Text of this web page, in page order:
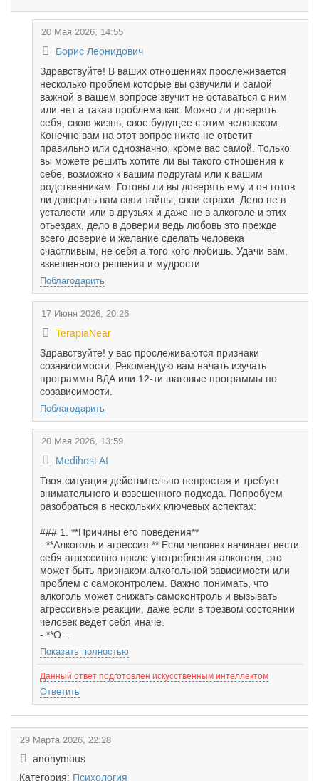
20 Мая 2026, 14:55
Борис Леонидович
Здравствуйте! В ваших отношениях прослеживается
несколько проблем которые вы озвучили и самой
важной в вашем вопросе звучит не оставаться с ним
или нет а такая проблема как: Можно ли доверять
себя, свою жизнь, свое будущее с этим человеком.
Конечно вам на этот вопрос никто не ответит
правильно или однозначно, кроме вас самой. Только
вы можете решить хотите ли вы такого отношения к
себе, возможно к вашим подругам или к вашим
родственникам. Готовы ли вы доверять ему и он готов
ли доверить вам свои тайны, свои страхи. Дело не в
усталости или в друзьях и даже не в алкоголе и этих
отьездах, дело в доверии ведь любовь это прежде
всего доверие и желание сделать человека
счастливым, не себя а того кого любишь. Удачи вам,
взвешенного решения и мудрости
Поблагодарить
17 Июня 2026, 20:26
TerapiaNear
Здравствуйте! у вас прослеживаются признаки
созависимости. Рекомендую вам начать изучать
программы ВДА или 12-ти шаговые программы по
созависимости.
Поблагодарить
20 Мая 2026, 13:59
Medihost AI
Твоя ситуация действительно непростая и требует
внимательного и взвешенного подхода. Попробуем
разобраться в нескольких ключевых аспектах:
### 1. **Причины его поведения**
- **Алкоголь и агрессия:** Если человек начинает вести
себя агрессивно после употребления алкоголя, это
может быть признаком алкогольной зависимости или
проблем с самоконтролем. Важно понимать, что
алкоголь может снижать самоконтроль и вызывать
агрессивные реакции, даже если в трезвом состоянии
человек ведет себя иначе.
- **О...
Показать полностью
Данный ответ подготовлен искусственным интеллектом
Ответить
29 Марта 2026, 22:28
anonymous
Категория: Психология